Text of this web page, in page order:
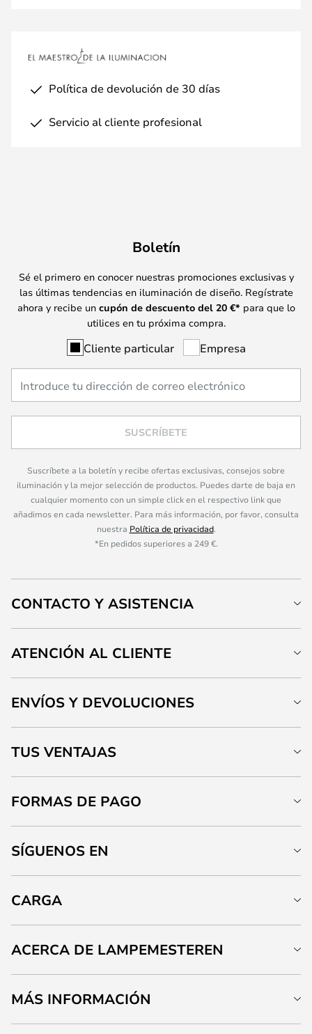
Política de devolución de 30 días
Servicio al cliente profesional
Boletín
Sé el primero en conocer nuestras promociones exclusivas y
las últimas tendencias en iluminación de diseño. Regístrate
ahora y recibe un cupón de descuento del 20 €* para que lo
utilices en tu próxima compra.
Cliente particular Empresa
SUSCRÍBETE
Suscríbete a la boletín y recibe ofertas exclusivas, consejos sobre
iluminación y la mejor selección de productos. Puedes darte de baja en
cualquier momento con un simple click en el respectivo link que
añadimos en cada newsletter. Para más información, por favor, consulta
nuestra Política de privacidad.
*En pedidos superiores a 249 €.
CONTACTO Y ASISTENCIA
ATENCIÓN AL CLIENTE
ENVÍOS Y DEVOLUCIONES
TUS VENTAJAS
FORMAS DE PAGO
SÍGUENOS EN
CARGA
ACERCA DE LAMPEMESTEREN
MÁS INFORMACIÓN